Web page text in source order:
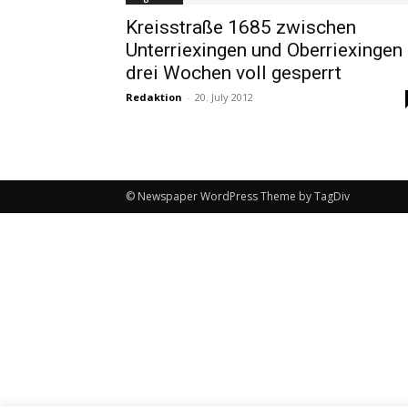
Kreisstraße 1685 zwischen
Unterriexingen und Oberriexingen
drei Wochen voll gesperrt
Redaktion - 20. July 2012
© Newspaper WordPress Theme by TagDiv